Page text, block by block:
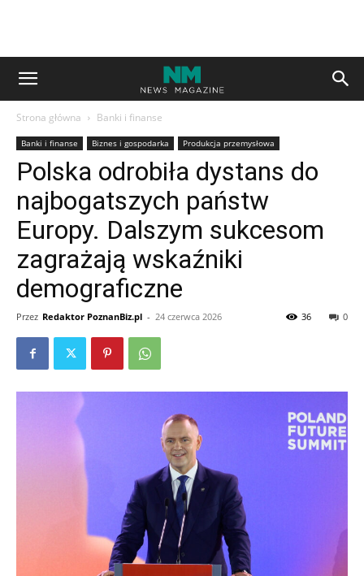
Strona główna Banki i finanse
Banki i finanse Biznes i gospodarka Produkcja przemysłowa
Polska odrobiła dystans do
najbogatszych państw
Europy. Dalszym sukcesom
zagrażają wskaźniki
demograficzne
Przez Redaktor PoznanBiz.pl - 24 czerwca 2026 0
36